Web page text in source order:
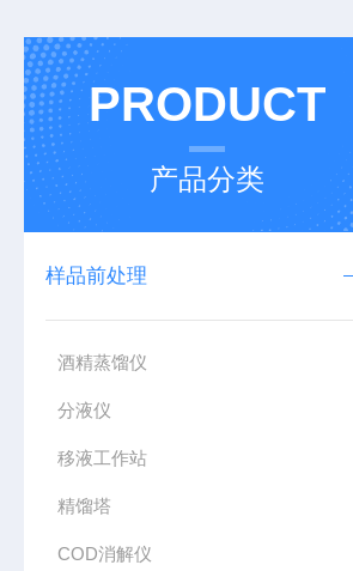
PRODUCT
产品分类
样品前处理
酒精蒸馏仪
分液仪
移液工作站
精馏塔
COD消解仪